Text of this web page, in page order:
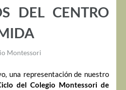
DEL CENTRO
Montessori
una representación de nuestro
del Colegio Montessori de